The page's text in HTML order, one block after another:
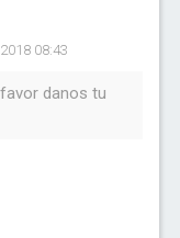
08:43
danos tu